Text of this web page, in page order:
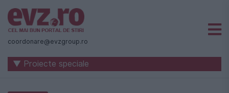
Știri
naționale
internaționale
coordonare@evzgroup.ro
▼ Proiecte speciale